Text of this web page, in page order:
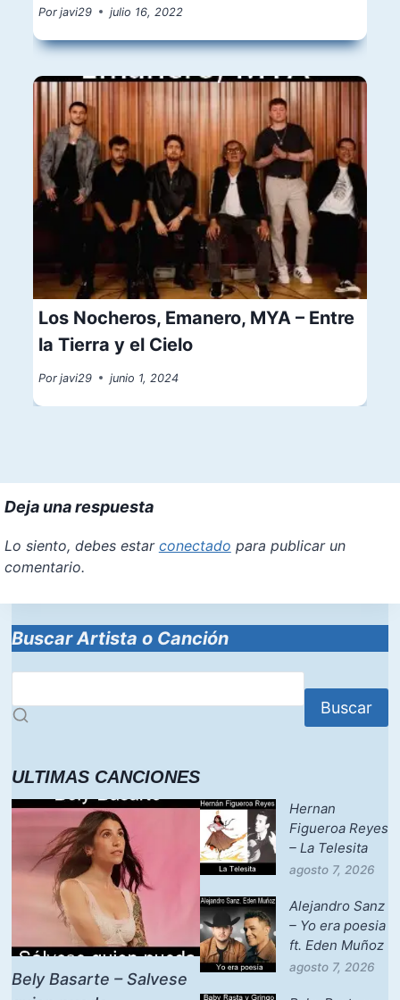
Por javi29 julio 16, 2022
Los Nocheros, Emanero, MYA – Entre
la Tierra y el Cielo
Por javi29 junio 1, 2024
Deja una respuesta
Lo siento, debes estar conectado para publicar un
comentario.
Buscar Artista o Canción
Buscar
ULTIMAS CANCIONES
Bely Basarte – Salvese
Hernan
Figueroa Reyes
– La Telesita
agosto 7, 2026
Alejandro Sanz
– Yo era poesia
ft. Eden Muñoz
agosto 7, 2026